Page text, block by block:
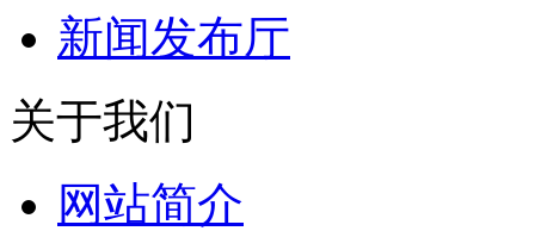
新闻发布厅
关于我们
网站简介